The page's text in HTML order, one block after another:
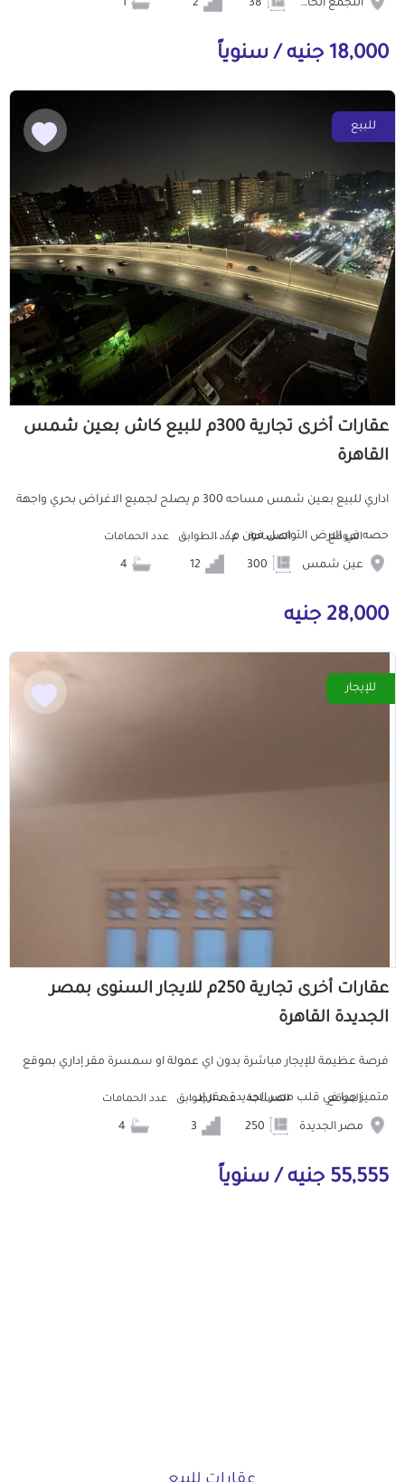
التجمع الخامس الشويفات
18,000 جنيه / سنوياً
للبيع
عقارات أخرى تجارية 300م للبيع كاش بعين شمس
القاهرة
اداري للبيع بعين شمس مساحه 300 م يصلح لجميع الاغراض بحري واجهة
حصه في الارض التواصل فون م / ...
الموقع
عين شمس
المساحة عدد الطوابق عدد الحمامات
28,000 جنيه
للإيجار
عقارات أخرى تجارية 250م للايجار السنوى بمصر
الجديدة القاهرة
فرصة عظيمة للإيجار مباشرة بدون اي عمولة او سمسرة مقر إداري بموقع
متميز جدا في قلب مصر الجديدة مقر إد...
الموقع
مصر الجديدة
المساحة عدد الطوابق عدد الحمامات
55,555 جنيه / سنوياً